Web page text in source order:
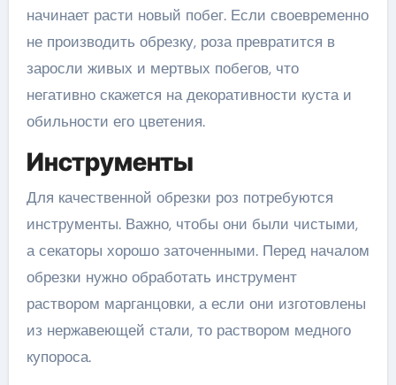
начинает расти новый побег. Если своевременно
не производить обрезку, роза превратится в
заросли живых и мертвых побегов, что
негативно скажется на декоративности куста и
обильности его цветения.
Инструменты
Для качественной обрезки роз потребуются
инструменты. Важно, чтобы они были чистыми,
а секаторы хорошо заточенными. Перед началом
обрезки нужно обработать инструмент
раствором марганцовки, а если они изготовлены
из нержавеющей стали, то раствором медного
купороса.